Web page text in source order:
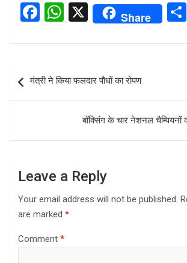
F
ce
b
o
o
W
at
A
p
X Share
navigation
मंत्री ने किया फलदार पौधों का रोपण
बॉक्सिंग के चार नेशनल चैम्पियनों
Leave a Reply
Your email address will not be published.
are marked *
Comment *